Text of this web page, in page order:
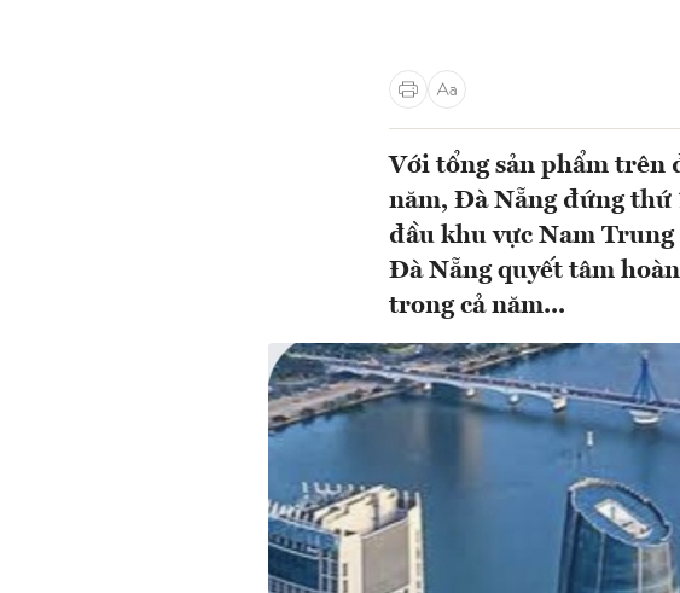
Với tổng sản phẩm trên
năm, Đà Nẵng đứng
đầu khu vực Nam
Đà Nẵng quyết tâm
trong cả năm...